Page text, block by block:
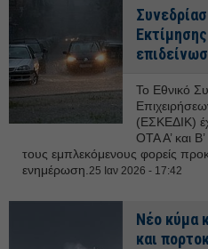
Το Εθνικό
(ΕΣΚΕΔΙΚ)
ΟΤΑ Α’ και
τους εμπλεκόμενους φορείς
ενημέρωση. 25 Ιαν 2026 - 17:42
Νέο κύμα
και